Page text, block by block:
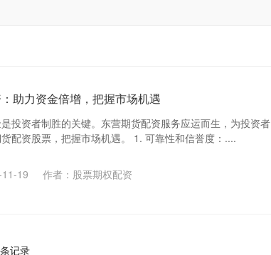
助力资金倍增，把握市场机遇
投资者制胜的关键。东营期货配资服务应运而生，为投资者
配资股票，把握市场机遇。 1. 可靠性和信誉度：....
19
作者：股票期权配资
记录